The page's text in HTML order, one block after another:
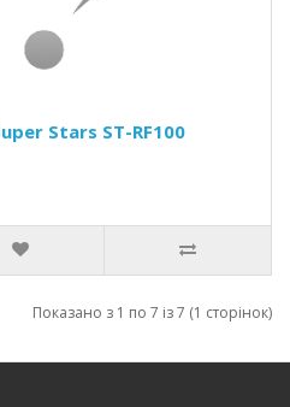
Stars ST-RF100
Показано з 1 по 7 із 7 (1 сторінок)